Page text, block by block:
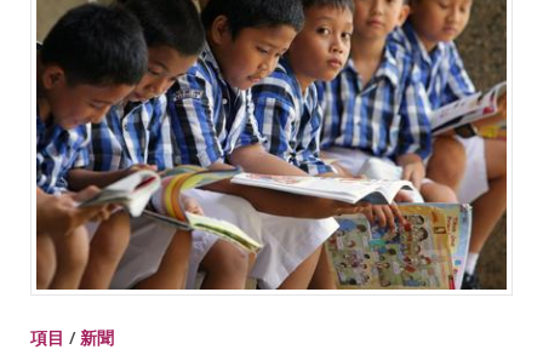
項目 /新聞